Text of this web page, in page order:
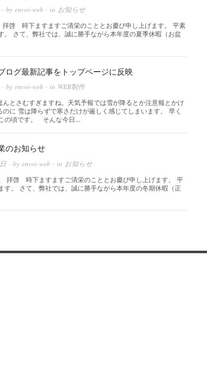
· by envoi-web · in お知らせ
啓 時下ますますご清栄のこととお慶び申し上げます。 平素
。 さて、弊社では、誠に勝手ながら本年度の夏季休暇（お盆
ログ最新記事をトップページに反映
· by envoi-web · in WEB制作
んとさむすぎますね。天気予報では雪が降るとか注意報とかけ
のに 雪は降らずで寒さだけが厳しく感じてしまいます。 早く
の頃です。 そんな今日…
のお知らせ
· by envoi-web · in お知らせ
拝啓 時下ますますご清栄のこととお慶び申し上げます。 平
。 さて、弊社では、誠に勝手ながら本年度の冬期休暇（正